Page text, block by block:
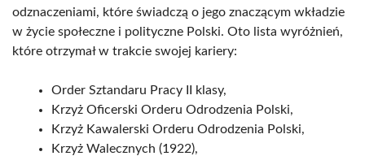
odznaczeniami, które świadczą o jego znaczącym wkładzie
w życie społeczne i polityczne Polski. Oto lista wyróżnień,
które otrzymał w trakcie swojej kariery:
Order Sztandaru Pracy II klasy,
Krzyż Oficerski Orderu Odrodzenia Polski,
Krzyż Kawalerski Orderu Odrodzenia Polski,
Krzyż Walecznych (1922),